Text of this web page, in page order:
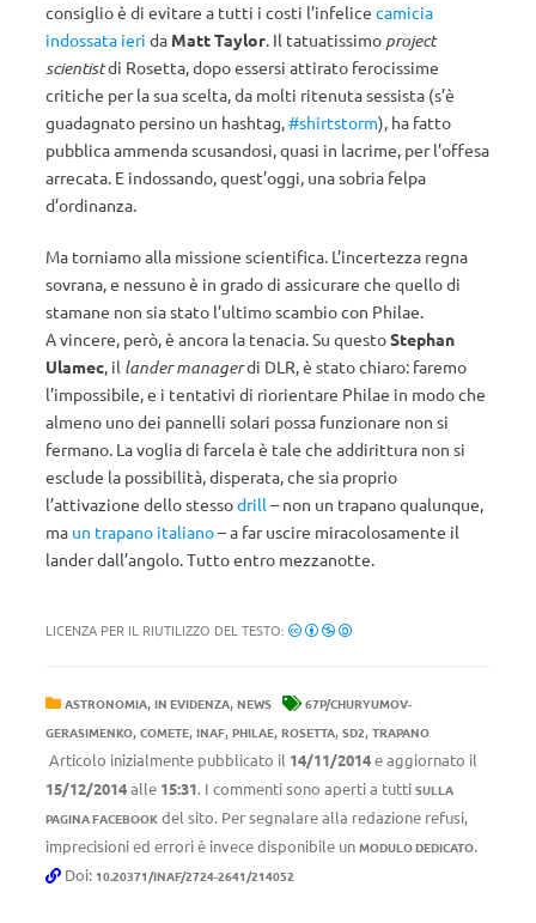
consiglio è di evitare a tutti i costi l’infelice camicia
indossata ieri da Matt Taylor. Il tatuatissimo project
scientistdi Rosetta, dopo essersi attirato ferocissime
critiche per la sua scelta, da molti ritenuta sessista (s’è
guadagnato persino un hashtag,#shirtstorm), ha fatto
pubblica ammenda scusandosi, quasi in lacrime, per l’offesa
arrecata. E indossando, quest’oggi, una sobria felpa
d’ordinanza.
Ma torniamo alla missione scientifica. L’incertezza regna
sovrana, e nessuno è in grado di assicurare che quello di
stamane non sia stato l’ultimo scambio con Philae.
A vincere, però, è ancora la tenacia. Su questoStephan
Ulamec, il lander managerdi DLR, è stato chiaro: faremo
l’impossibile, e i tentativi di riorientare Philae in modo che
almeno uno dei pannelli solari possa funzionare non si
fermano. La voglia di farcela è tale che addirittura non si
esclude la possibilità, disperata, che sia proprio
l’attivazione dello stessodrill – non un trapano qualunque,
ma un trapano italiano– a far uscire miracolosamente il
lander dall’angolo. Tutto entro mezzanotte.
LICENZA PER IL RIUTILIZZO DEL TESTO:
ASTRONOMIA, IN EVIDENZA, NEWS
67P/CHURYUMOV-
GERASIMENKO, COMETE, INAF, PHILAE, ROSETTA, SD2, TRAPANO
Articolo inizialmente pubblicato il 14/11/2014e aggiornato il
15/12/2014alle 15:31. I commenti sono aperti a tutti SULLA
PAGINA FACEBOOK del sito. Per segnalare alla redazione refusi,
imprecisioni ed errori è invece disponibile un MODULO DEDICATO.
Doi: 10.20371/INAF/2724-2641/214052